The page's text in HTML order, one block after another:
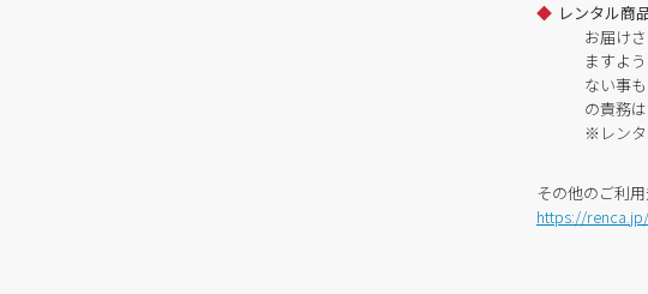
レンタル商
お届け
ますよ
ない事
の責務
※レンタ
その他のご利
https://